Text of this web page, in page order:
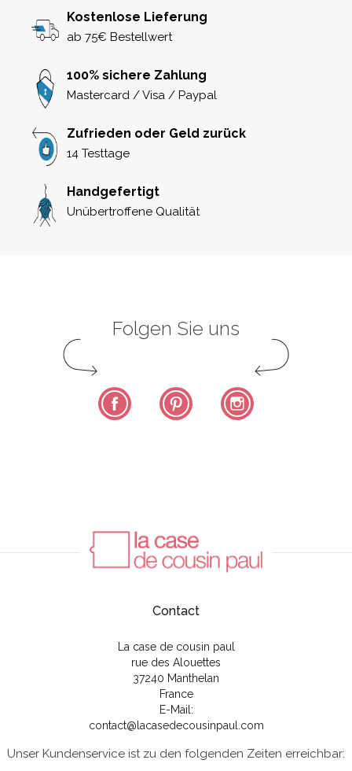
Kostenlose Lieferung
ab 75€ Bestellwert
100% sichere Zahlung
Mastercard / Visa / Paypal
Zufrieden oder Geld zurück
14 Testtage
Handgefertigt
Unübertroffene Qualität
Folgen Sie uns
Facebook Pinterest
Contact
La case de cousin paul
rue des Alouettes
37240 Manthelan
France
E-Mail:
contact@lacasedecousinpaul.com
Unser Kundenservice ist zu den folgenden Zeiten erreichbar: